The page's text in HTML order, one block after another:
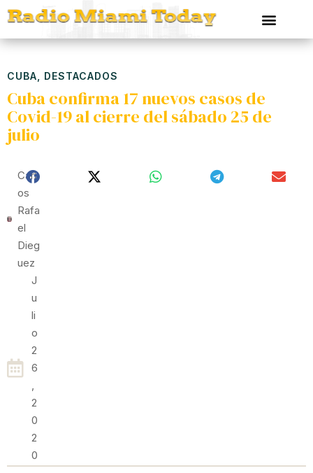
CUBA DESTACADOS
Cuba confirma 17 nuevos casos de
Covid-19 al cierre del sábado 25 de
julio
Carl
Os
Rafa
El
Dieg
Uez
J
U
Li
O
2
6
,
2
0
2
0